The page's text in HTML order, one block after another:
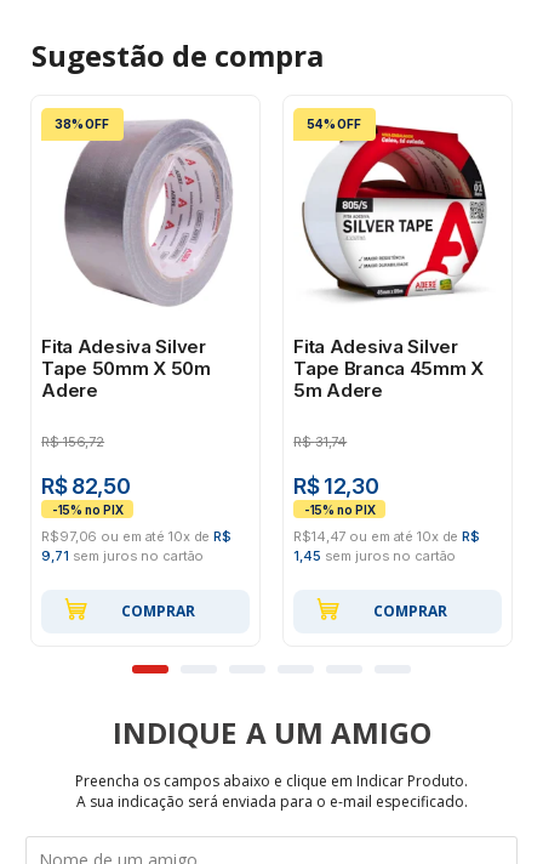
Sugestão de compra
38% OFF
Fita Adesiva Silver
Tape 50mm X 50m
Adere
R$ 156,72
R$ 82,50
R$97,06 ou em até 10x deR$
9,71 sem juros no cartão
COMPRAR
54% OFF
Fita Adesiva Silver
Tape Branca 45mm X
5m Adere
R$ 31,74
R$ 12,30
R$14,47 ou em até 10x deR$
1,45 sem juros no cartão
COMPRAR
INDIQUE
Preencha os campos abaixo e clique em Indicar Produto.
A sua indicação será enviada para o e-mail especificado.